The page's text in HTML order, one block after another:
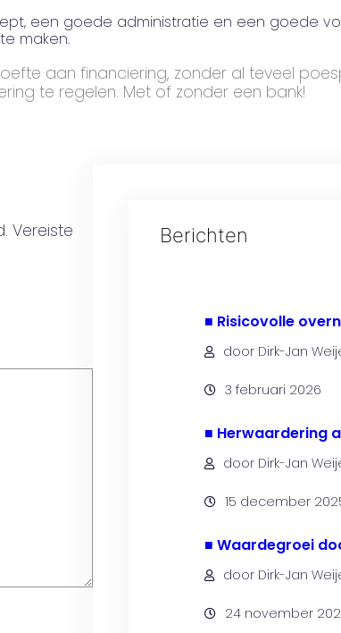
een goede administratie en een goede
maken.
aan financiering, zonder al teveel
te regelen. Met of zonder een bank!
Vereiste Berichten
■ Risicovolle
door Dirk-Jan
3 februari 2026
■ Herwaardering
door Dirk-Jan
15 december
■ Waardegroei
door Dirk-Jan
24 november